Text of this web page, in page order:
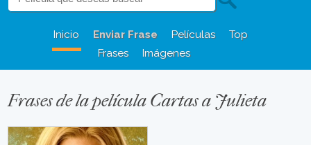
Inicio Enviar Frase Películas
Top
Frases
Imágenes
Frases de la película Cartas a Julieta